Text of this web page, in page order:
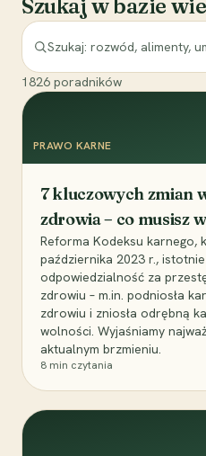
Szukaj w bazie
1826 poradników
PRAWO KARNE
7 kluczowych zmian
zdrowia – co musisz
Reforma Kodeksu karnego,
października 2023 r., istotnie
odpowiedzialność za
zdrowiu – m.in. podniosła
zdrowiu i zniosła odrębną
wolności. Wyjaśniamy
aktualnym brzmieniu.
8 min czytania